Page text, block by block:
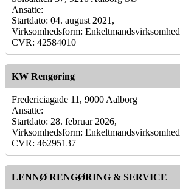
Ansatte:
Startdato: 04. august 2021,
Virksomhedsform: Enkeltmandsvirksomhed
CVR: 42584010
KW Rengøring
Fredericiagade 11, 9000 Aalborg
Ansatte:
Startdato: 28. februar 2026,
Virksomhedsform: Enkeltmandsvirksomhed
CVR: 46295137
LENNØ RENGØRING & SERVICE